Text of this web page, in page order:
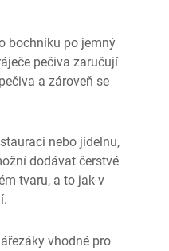
bochníku po jemný
pečiva zaručují
a zároveň se
nebo jídelnu,
dodávat čerstvé
tvaru, a to jak v
vhodné pro